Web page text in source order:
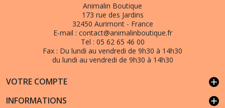
Animalin Boutique
173 rue des Jardins
32450 Aurimont - France
E-mail : contact@animalinboutique.fr
Tel : 05 62 65 46 00
Fax : Du lundi au vendredi de 9h30 à 14h30
du lundi au vendredi de 9h30 à 14h30
VOTRE COMPTE add
INFORMATIONS add